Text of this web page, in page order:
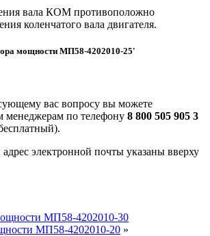
вала КОМ противоположно
коленчатого вала двигателя.
мощности МП58-4202010-25'
вас вопросу вы можете
менеджерам по телефону 8 800 505 905 3
электронной почты указаны вверху
МП58-4202010-30
МП58-4202010-20 »